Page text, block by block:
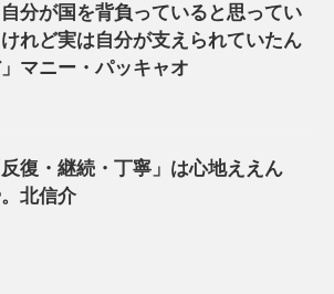
自分が国を背負っていると思ってい
れど実は自分が支えられていたん
マニー・パッキャオ
反復・継続・丁寧」は心地ええん
北信介